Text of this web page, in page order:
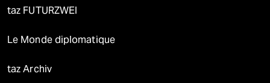
taz FUTURZWEI
Le Monde diplomatique
taz Archiv